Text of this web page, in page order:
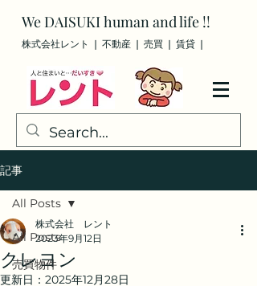
We DAISUKIhuman and life !!
株式会社レント ❘ 不動産 ❘ 売買 ❘ 賃貸 ❘
記事
All Posts
売買物件
All Posts
クレヨン
株式会社 レント
2023年9月12日
更新日： 2025年12月28日